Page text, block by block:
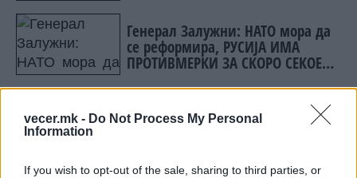
vecer.mk - Do Not Process My Personal
Information
If you wish to opt-out of the sale, sharing to third parties, or
Генерал Залужни: НАТО мора да
се реформира, РУСИЈА ИМА
ПРОТИВМЕРКИ ЗА СКОРО СЕКОЕ